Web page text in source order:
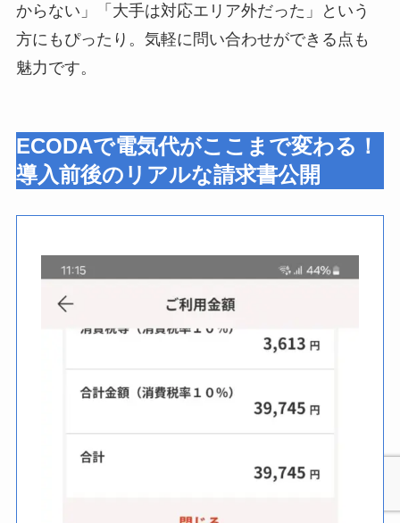
からない」「大手は対応エリア外だった」という
方にもぴったり。気軽に問い合わせができる点も
魅力です。
ECODAで電気代がここまで変わる！
導入前後のリアルな請求書公開